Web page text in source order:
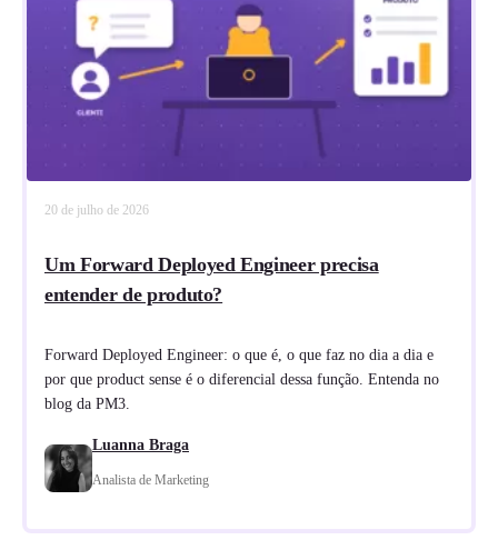
20 de julho de 2026
Um Forward Deployed Engineer precisa
entender de produto?
Forward Deployed Engineer: o que é, o que faz no dia a dia e
por que product sense é o diferencial dessa função. Entenda no
blog da PM3.
Luanna Braga
Analista de Marketing